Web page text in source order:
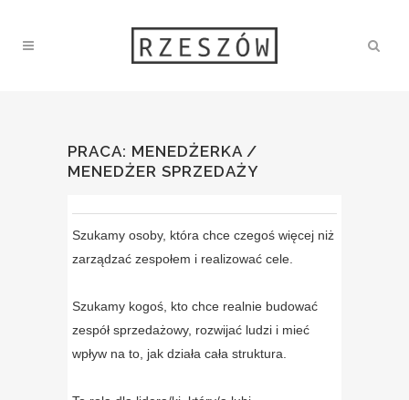
PRACA: MENEDŻERKA /
MENEDŻER SPRZEDAŻY
Szukamy osoby, która chce czegoś więcej niż
zarządzać zespołem i realizować cele.
Szukamy kogoś, kto chce realnie budować
zespół sprzedażowy, rozwijać ludzi i mieć
wpływ na to, jak działa cała struktura.